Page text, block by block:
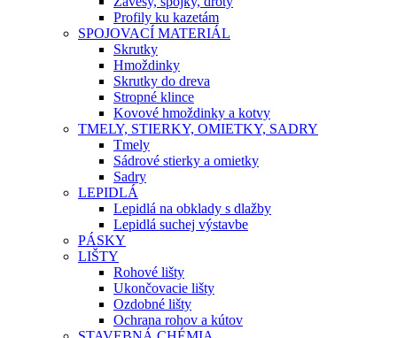
Profily ku kazetám
SPOJOVACÍ MATERIÁL
Skrutky
Hmoždinky
Skrutky do dreva
Stropné klince
Kovové hmoždinky a kotvy
TMELY, STIERKY, OMIETKY, SADRY
Tmely
Sádrové stierky a omietky
Sadry
LEPIDLÁ
Lepidlá na obklady s dlažby
Lepidlá suchej výstavbe
PÁSKY
LIŠTY
Rohové lišty
Ukončovacie lišty
Ozdobné lišty
Ochrana rohov a kútov